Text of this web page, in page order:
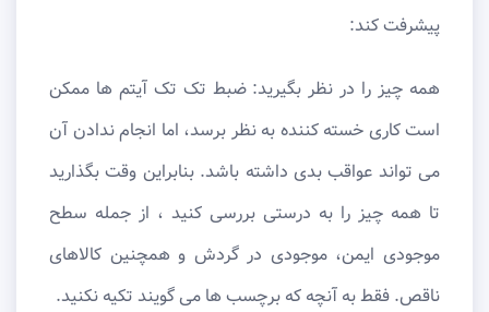
پیشرفت کند:
همه چیز را در نظر بگیرید: ضبط تک تک آیتم ها ممکن
است کاری خسته کننده به نظر برسد، اما انجام ندادن آن
می تواند عواقب بدی داشته باشد. بنابراین وقت بگذارید
تا همه چیز را به درستی بررسی کنید ، از جمله سطح
موجودی ایمن، موجودی در گردش و همچنین کالاهای
ناقص. فقط به آنچه که برچسب ها می گویند تکیه نکنید.